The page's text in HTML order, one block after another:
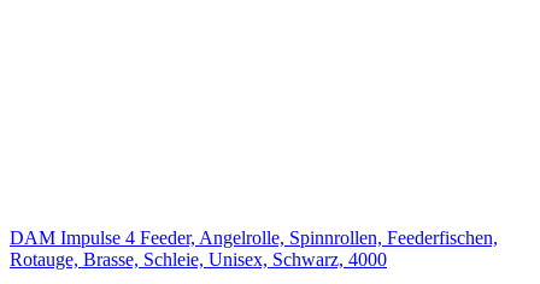
DAM Impulse 4 Feeder, Angelrolle, Spinnrollen, Feederfischen,
Rotauge, Brasse, Schleie, Unisex, Schwarz, 4000